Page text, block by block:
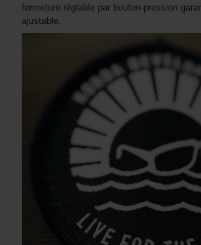
fermeture réglable par bouton-pression
ajustable.